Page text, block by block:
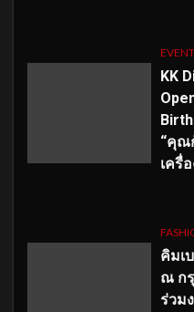
KK
“คุณ
เครื่
คิมเ
ณ ก
ร่วม